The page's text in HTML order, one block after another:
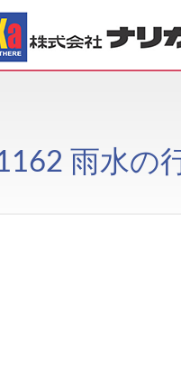
雨水の